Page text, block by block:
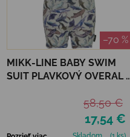
–70 %
MIKK-LINE BABY SWIM
SUIT PLAVKOVÝ OVERAL -
17,54 €
58,50 €